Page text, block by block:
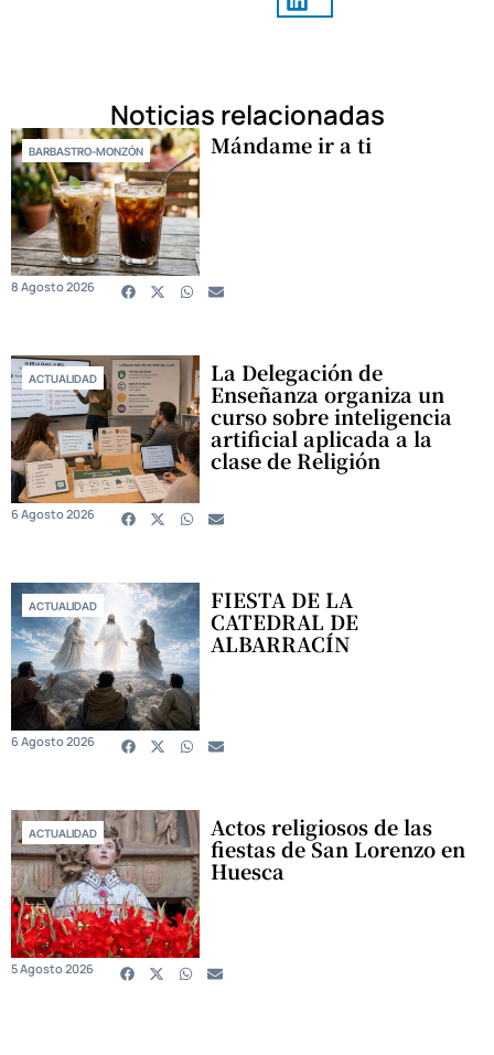
Noticias relacionadas
BARBASTRO-MONZÓN Mándame ir a ti
8 Agosto 2026
ACTUALIDAD La Delegación de
Enseñanza organiza un
curso sobre inteligencia
artificial aplicada a la
clase de Religión
6 Agosto 2026
ACTUALIDAD FIESTA DE LA
CATEDRAL DE
ALBARRACÍN
6 Agosto 2026
ACTUALIDAD Actos religiosos de las
fiestas de San Lorenzo en
Huesca
5 Agosto 2026